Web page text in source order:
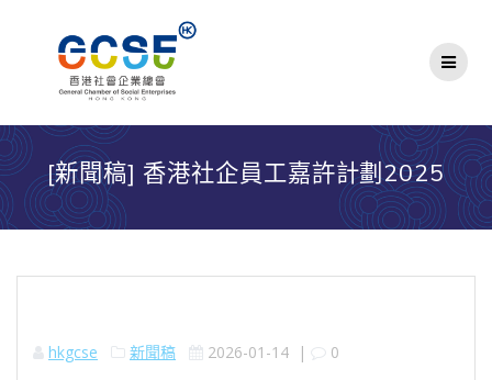
[新聞稿] 香港社企員工嘉許計劃2025
hkgcse 新聞稿 2026-01-14 | 0